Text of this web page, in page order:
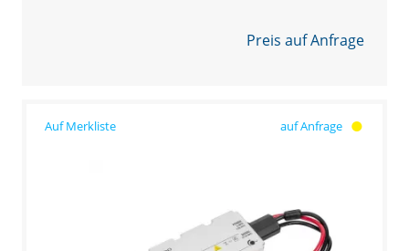
Preis auf Anfrage
auf Anfrage